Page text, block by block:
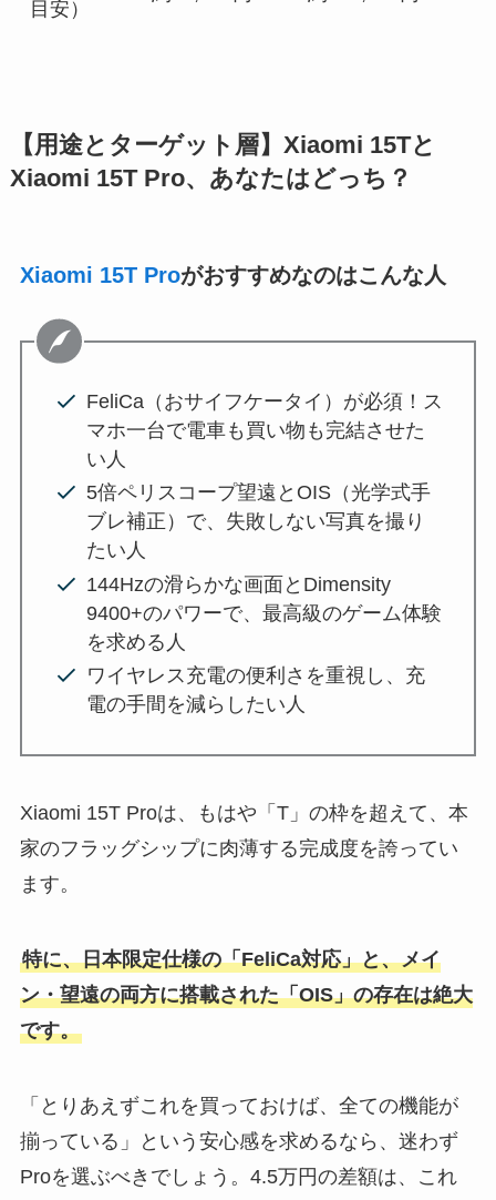
目安）
【用途とターゲット層】Xiaomi 15Tと
Xiaomi 15T Pro、あなたはどっち？
Xiaomi 15T Proがおすすめなのはこんな人
FeliCa（おサイフケータイ）が必須！ス
マホ一台で電車も買い物も完結させた
い人
5倍ペリスコープ望遠とOIS（光学式手
ブレ補正）で、失敗しない写真を撮り
たい人
144Hzの滑らかな画面とDimensity
9400+のパワーで、最高級のゲーム体験
を求める人
ワイヤレス充電の便利さを重視し、充
電の手間を減らしたい人
Xiaomi 15T Proは、もはや「T」の枠を超えて、本
家のフラッグシップに肉薄する完成度を誇ってい
ます。
特に、日本限定仕様の「FeliCa対応」と、メイ
ン・望遠の両方に搭載された「OIS」の存在は絶大
です。
「とりあえずこれを買っておけば、全ての機能が
揃っている」という安心感を求めるなら、迷わず
Proを選ぶべきでしょう。4.5万円の差額は、これ